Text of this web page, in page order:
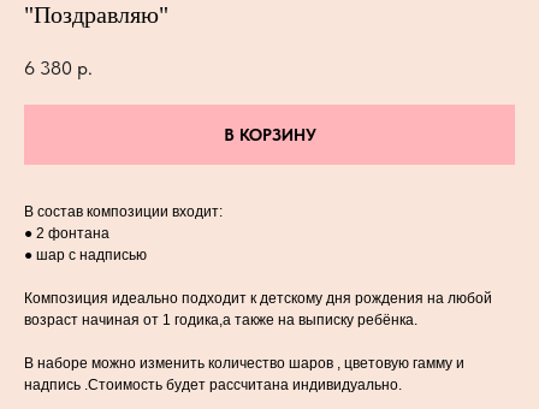
"Поздравляю"
6 380 р.
В КОРЗИНУ
В состав композиции входит:
● 2 фонтана
● шар с надписью
Композиция идеально подходит к детскому дня рождения на любой
возраст начиная от 1 годика,а также на выписку ребёнка.
В наборе можно изменить количество шаров , цветовую гамму и
надпись .Стоимость будет рассчитана индивидуально.